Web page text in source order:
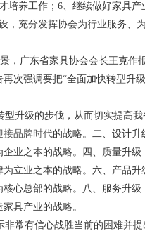
培养工作；6、继续做好家具
，充分发挥协会为行业服务、
，广东省家具协会会长王克作
次强调要把“全面加快转型升
升级的步伐，从而切实提高我
接品牌时代的战略。二、设计升
业之本的战略。四、质量升
立业之本的战略。六、产品
心总部的战略。八、服务升
具产业的战略。
常有信心战胜当前的困难并提